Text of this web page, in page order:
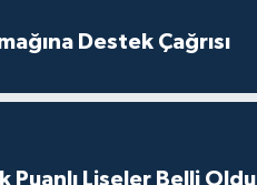
Destek Çağrısı
Puanlı Liseler Belli Oldu